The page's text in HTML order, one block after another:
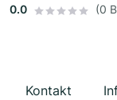
0.0
(0
Kontakt